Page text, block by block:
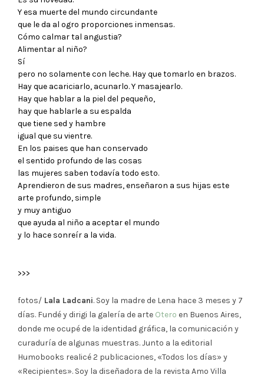
Y esa muerte del mundo circundante
que le da al ogro proporciones inmensas.
Cómo calmar tal angustia?
Alimentar al niño?
Sí
pero no solamente con leche. Hay que tomarlo en brazos.
Hay que acariciarlo, acunarlo. Y masajearlo.
Hay que hablar a la piel del pequeño,
hay que hablarle a su espalda
que tiene sed y hambre
igual que su vientre.
En los paises que han conservado
el sentido profundo de las cosas
las mujeres saben todavía todo esto.
Aprendieron de sus madres, enseñaron a sus hijas este
arte profundo, simple
y muy antiguo
que ayuda al niño a aceptar el mundo
y lo hace sonreír a la vida.
>>>
fotos/ Lala Ladcani. Soy la madre de Lena hace 3 meses y 7
días. Fundé y dirigi la galería de arte Otero en Buenos Aires,
donde me ocupé de la identidad gráfica, la comunicación y
curaduría de algunas muestras. Junto a la editorial
Humobooks realicé 2 publicaciones, «Todos los días» y
«Recipientes». Soy la diseñadora de la revista Amo Villa